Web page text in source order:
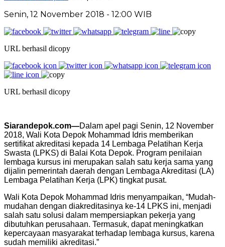
Senin, 12 November 2018 - 12:00 WIB
URL berhasil dicopy
URL berhasil dicopy
Siarandepok.com—Dalam apel pagi Senin, 12 November
2018, Wali Kota Depok Mohammad Idris memberikan
sertifikat akreditasi kepada 14 Lembaga Pelatihan Kerja
Swasta (LPKS) di Balai Kota Depok. Program penilaian
lembaga kursus ini merupakan salah satu kerja sama yang
dijalin pemerintah daerah dengan Lembaga Akreditasi (LA)
Lembaga Pelatihan Kerja (LPK) tingkat pusat.
Wali Kota Depok Mohammad Idris menyampaikan, “Mudah-
mudahan dengan diakreditasinya ke-14 LPKS ini, menjadi
salah satu solusi dalam mempersiapkan pekerja yang
dibutuhkan perusahaan. Termasuk, dapat meningkatkan
kepercayaan masyarakat terhadap lembaga kursus, karena
sudah memiliki akreditasi.”